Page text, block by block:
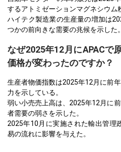
するアトミゼーションマグネシウム
ハイテク製造業の生産量の増加は
つかの前向きな需要の兆候を示した。
なぜ2025年12月にAPACで
価格が変わったのですか？
生産者物価指数は2025年12月に前
力を示している。
弱い小売売上高は、2025年12月に
者需要の弱さを示した。
2025年10月に実施された輸出管理
易の流れに影響を与えた。